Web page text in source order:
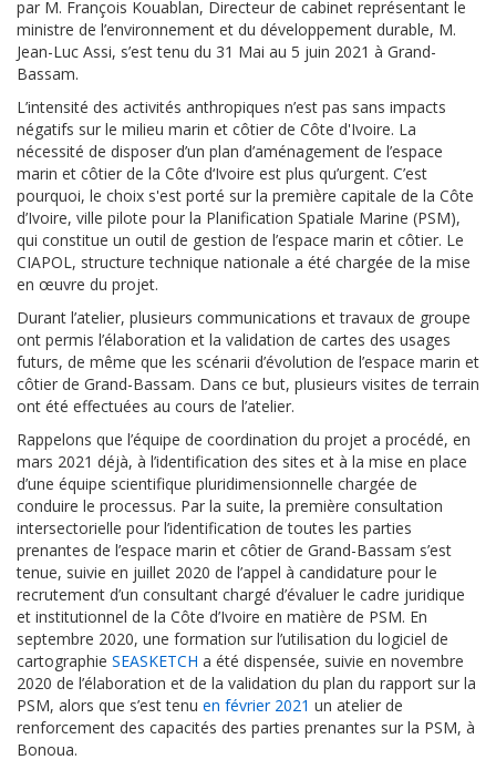
par M. François Kouablan, Directeur de cabinet représentant le
ministre de l’environnement et du développement durable, M.
Jean-Luc Assi, s’est tenu du 31 Mai au 5 juin 2021 à Grand-
Bassam.
L’intensité des activités anthropiques n’est pas sans impacts
négatifs sur le milieu marin et côtier de Côte d'Ivoire. La
nécessité de disposer d’un plan d’aménagement de l’espace
marin et côtier de la Côte d‘Ivoire est plus qu’urgent. C’est
pourquoi, le choix s'est porté sur la première capitale de la Côte
d’Ivoire, ville pilote pour la Planification Spatiale Marine (PSM),
qui constitue un outil de gestion de l’espace marin et côtier. Le
CIAPOL, structure technique nationale a été chargée de la mise
en œuvre du projet.
Durant l’atelier, plusieurs communications et travaux de groupe
ont permis l’élaboration et la validation de cartes des usages
futurs, de même que les scénarii d’évolution de l’espace marin et
côtier de Grand-Bassam. Dans ce but, plusieurs visites de terrain
ont été effectuées au cours de l’atelier.
Rappelons que l’équipe de coordination du projet a procédé, en
mars 2021 déjà, à l’identification des sites et à la mise en place
d’une équipe scientifique pluridimensionnelle chargée de
conduire le processus. Par la suite, la première consultation
intersectorielle pour l’identification de toutes les parties
prenantes de l’espace marin et côtier de Grand-Bassam s’est
tenue, suivie en juillet 2020 de l’appel à candidature pour le
recrutement d’un consultant chargé d’évaluer le cadre juridique
et institutionnel de la Côte d’Ivoire en matière de PSM. En
septembre 2020, une formation sur l’utilisation du logiciel de
cartographie SEASKETCH a été dispensée, suivie en novembre
2020 de l’élaboration et de la validation du plan du rapport sur la
PSM, alors que s’est tenu en février 2021 un atelier de
renforcement des capacités des parties prenantes sur la PSM, à
Bonoua.